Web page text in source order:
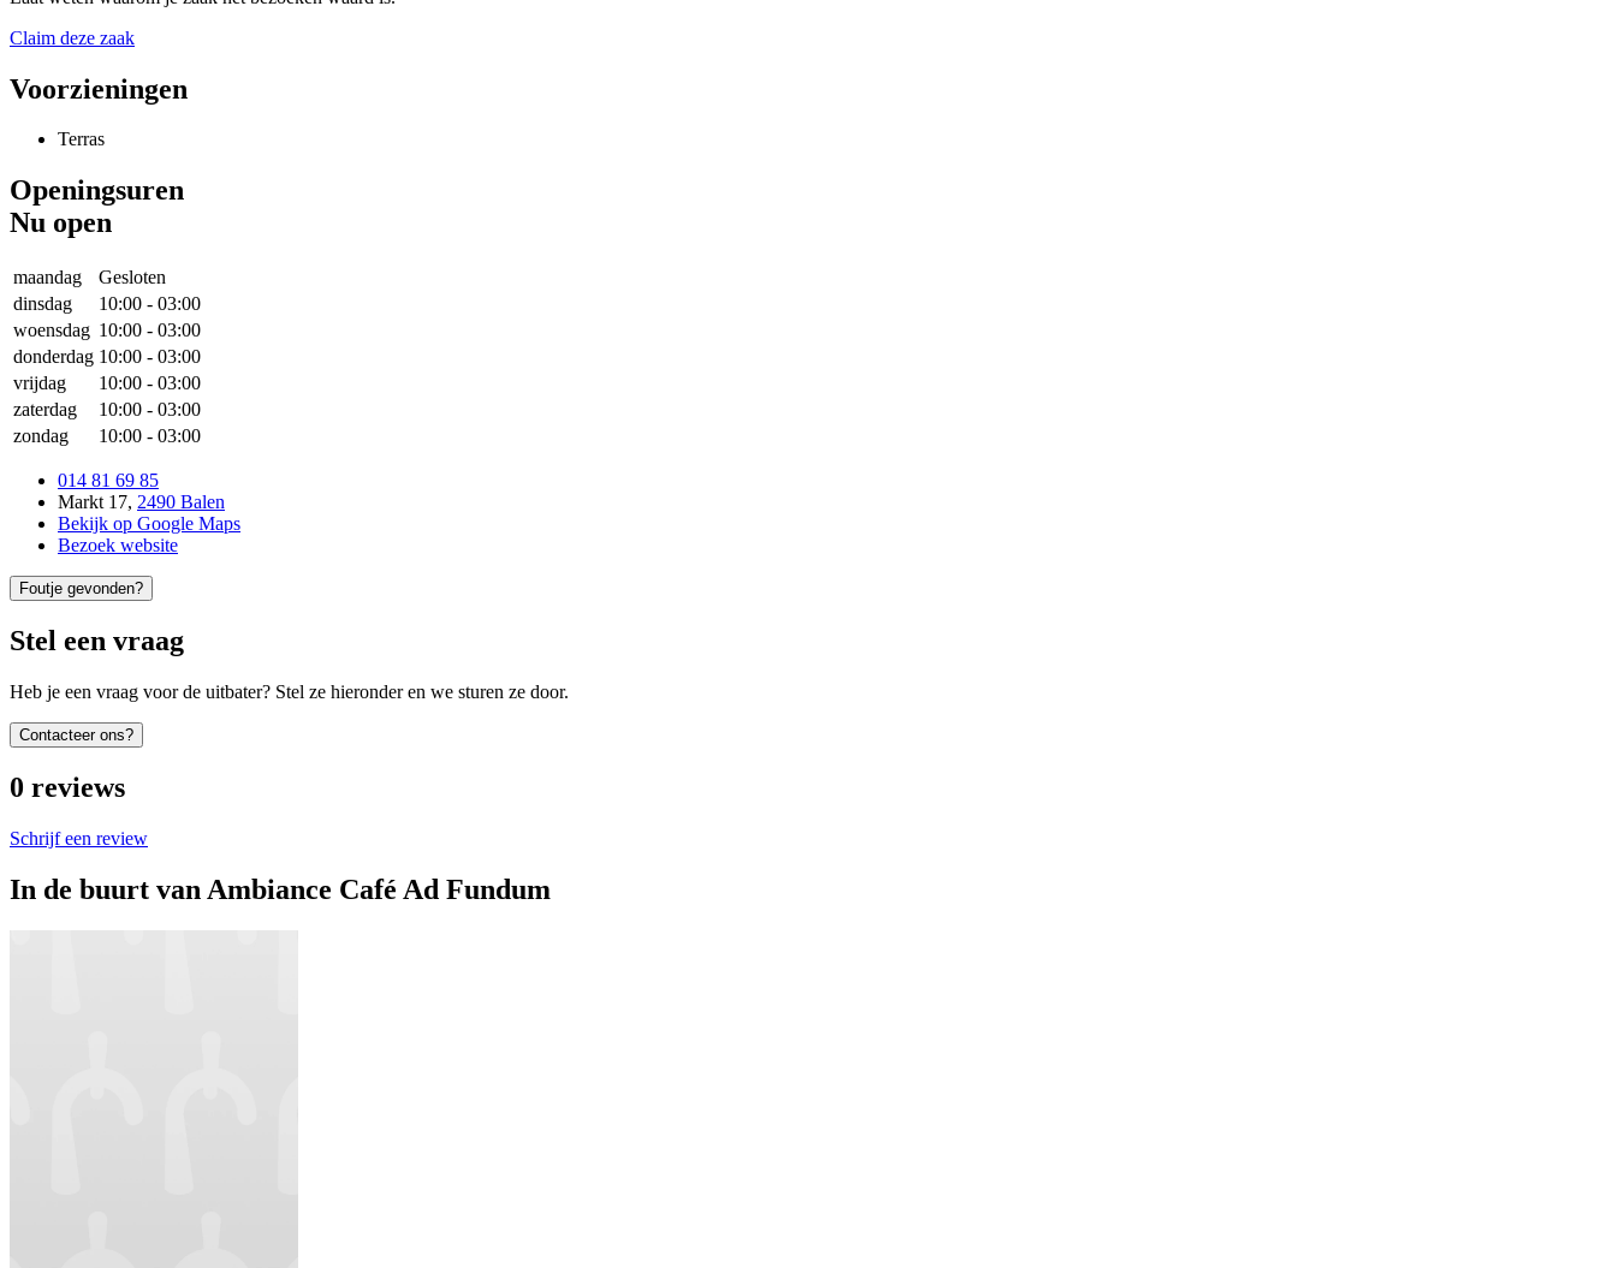
Claim deze zaak
Voorzieningen
Terras
Openingsuren
Nu open
maandag
Gesloten
dinsdag
10:00 - 03:00
woensdag 10:00 - 03:00
donderdag 10:00 - 03:00
vrijdag
10:00 - 03:00
zaterdag
10:00 - 03:00
zondag
10:00 - 03:00
014 81 69 85
Markt 17, 2490 Balen
Bekijk op Google Maps
Bezoek website
Foutje gevonden?
Stel een vraag
Heb je een vraag voor de uitbater? Stel ze hieronder en we sturen ze door.
Contacteer ons?
0 reviews
Schrijf een review
In de buurt van Ambiance Café Ad Fundum